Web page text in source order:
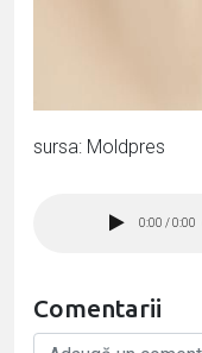
sursa: Moldpres
0:00 /0:00
Comentarii